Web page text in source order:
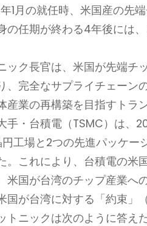
1月の就任時、米国産の先
の任期が終わる4年後には
ック長官は、米国が先端
、完全なサプライチェーン
産業の再構築を目指すトラ
手・台積電（TSMC）は、
工場と2つの先進パッケー
。これにより、台積電の米
米国が台湾のチップ産業へ
国が台湾に対する「約束」
トニックは次のように答